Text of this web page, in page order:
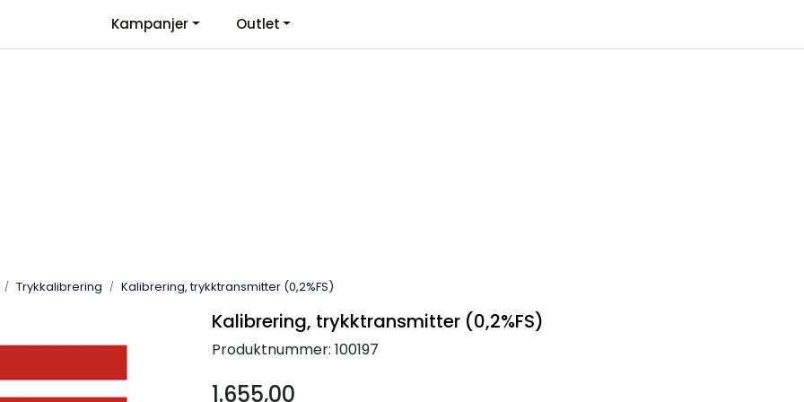
KontaktinformasjonKampanjer Outlet
Trykkalibrering Kalibrering, trykktransmitter (0,2%FS)
Kalibrering, trykktransmitter (0,2%FS)
Produktnummer: 100197
1.655,00